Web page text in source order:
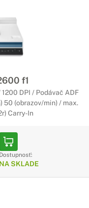
f1
DPI / Podávač ADF
50 (obrazov/min) / max.
Carry-In
Dostupnosť:
NA SKLADE